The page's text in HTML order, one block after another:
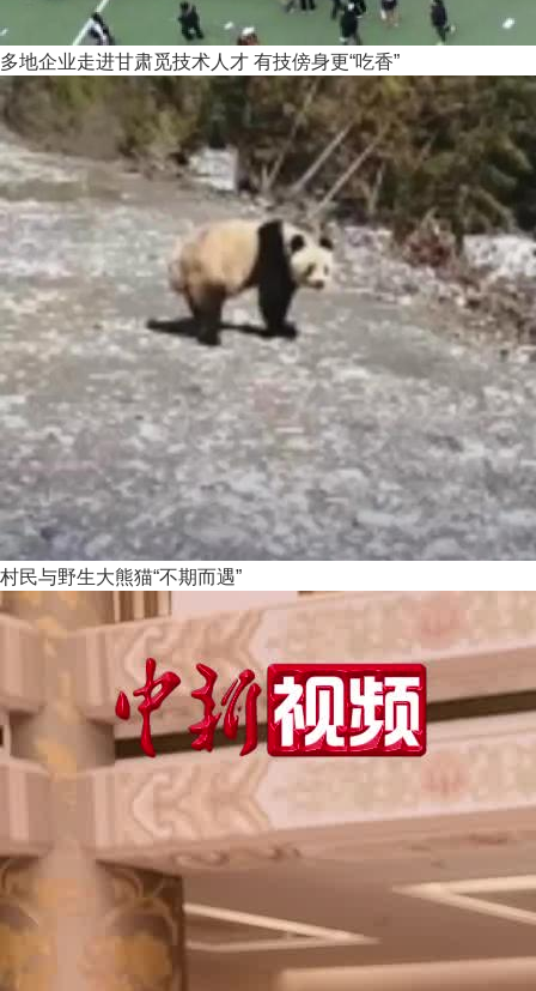
多地企业走进甘肃觅技术人才 有技傍身更“吃香”
村民与野生大熊猫“不期而遇”